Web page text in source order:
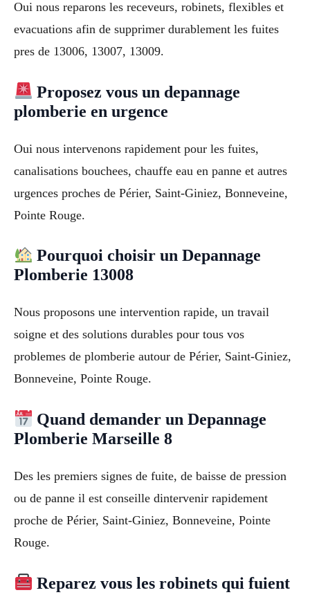
Oui nous reparons les receveurs, robinets, flexibles et
evacuations afin de supprimer durablement les fuites
pres de 13006, 13007, 13009.
Proposez vous un depannage
plomberie en urgence
Oui nous intervenons rapidement pour les fuites,
canalisations bouchees, chauffe eau en panne et autres
urgences proches de Périer, Saint-Giniez, Bonneveine,
Pointe Rouge.
Pourquoi choisir un Depannage
Plomberie 13008
Nous proposons une intervention rapide, un travail
soigne et des solutions durables pour tous vos
problemes de plomberie autour de Périer, Saint-Giniez,
Bonneveine, Pointe Rouge.
Quand demander un Depannage
Plomberie Marseille 8
Des les premiers signes de fuite, de baisse de pression
ou de panne il est conseille dintervenir rapidement
proche de Périer, Saint-Giniez, Bonneveine, Pointe
Rouge.
Reparez vous les robinets qui fuient